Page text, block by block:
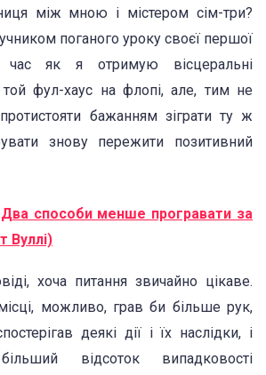
між мною і містером сім-три?
поганого уроку своєї першої
як я отримую вісцеральні
той фул-хаус на флопі, але, тим не
бажанням зіграти ту ж
знову пережити позитивний
Два способи менше програвати за
Вуллі)
хоча питання звичайно цікаве.
можливо, грав би більше рук,
деякі дії і їх наслідки, і
відсоток випадковості